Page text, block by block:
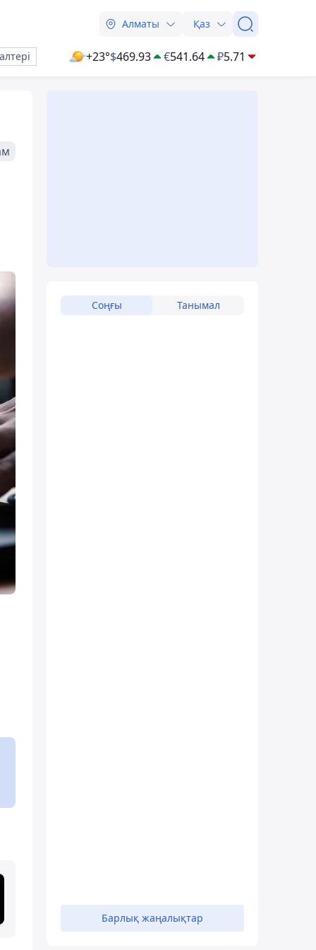
Алматы Қаз
+23°$469.93 €541.64 ₽5.71
Соңғы Танымал
Барлық жаңалықтар